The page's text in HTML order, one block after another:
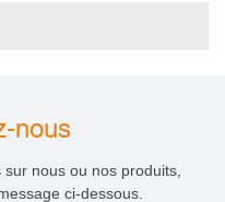
nous
nous ou nos produits,
ci-dessous.